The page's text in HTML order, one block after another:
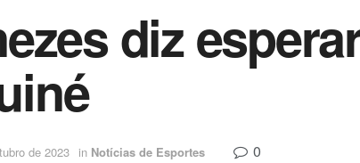
diz
de 2023 in Notícias de Esportes 0